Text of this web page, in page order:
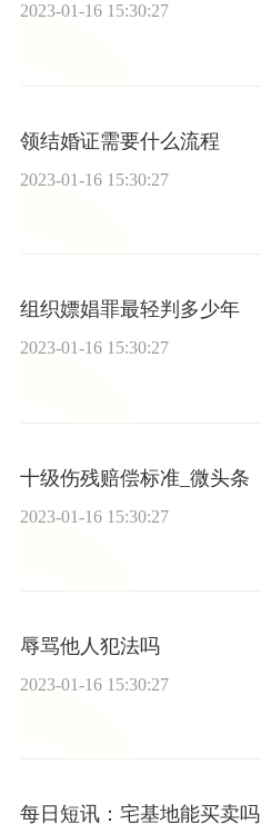
2023-01-16 15:30:27
领结婚证需要什么流程
2023-01-16 15:30:27
组织嫖娼罪最轻判多少年
2023-01-16 15:30:27
十级伤残赔偿标准_微头条
2023-01-16 15:30:27
辱骂他人犯法吗
2023-01-16 15:30:27
每日短讯：宅基地能买卖吗